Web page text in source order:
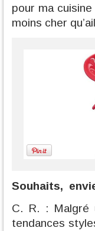
pour ma
moins cher
Souhaits,
C. R. : Malgré
tendances